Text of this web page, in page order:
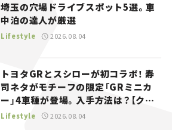
埼玉の穴場ドライブスポット5選。車
中泊の達人が厳選
Lifestyle 2026.08.04
トヨタGRとスシローが初コラボ！ 寿
司ネタがモチーフの限定「GRミニカ
ー」4車種が登場。入手方法は？【クル
マとホビー】
Lifestyle 2026.08.04